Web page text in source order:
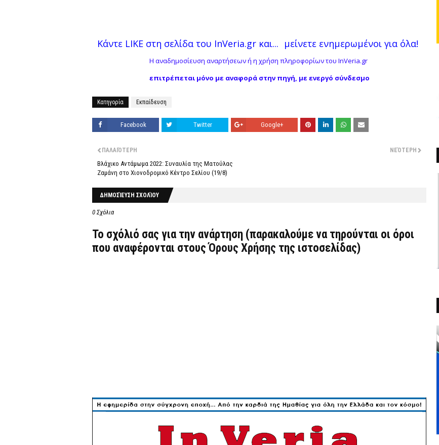
Κάντε LIKE στη σελίδα του InVeria.gr και... μείνετε ενημερωμένοι για όλα!
Η αναδημοσίευση αναρτήσεων ή η χρήση πληροφορίων του InVeria.gr
επιτρέπεται μόνο με αναφορά στην πηγή, με ενεργό σύνδεσμο
Κατηγορία Εκπαίδευση
Facebook Twitter Google+
ΝΕΌΤΕΡΗ
ΠΑΛΑΙΌΤΕΡΗ
Βλάχικο Αντάμωμα 2022: Συναυλία της Ματούλας
Ζαμάνη στο Χιονοδρομικό Κέντρο Σελίου (19/8)
ΔΗΜΟΣΊΕΥΣΗ ΣΧΟΛΊΟΥ
0 Σχόλια
Το σχόλιό σας για την ανάρτηση (παρακαλούμε να τηρούνται οι όροι
που αναφέρονται στουςΌρους Χρήσης της ιστοσελίδας)